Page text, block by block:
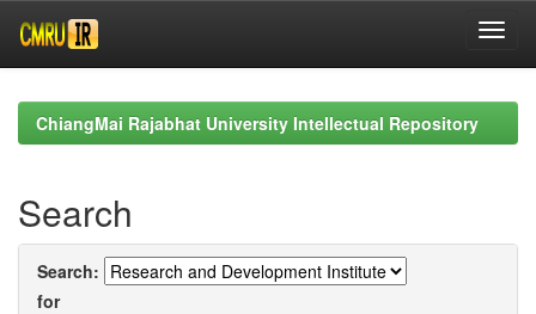
navigationChiangMai Rajabhat University Intellectual Repository
Search
Search:
for